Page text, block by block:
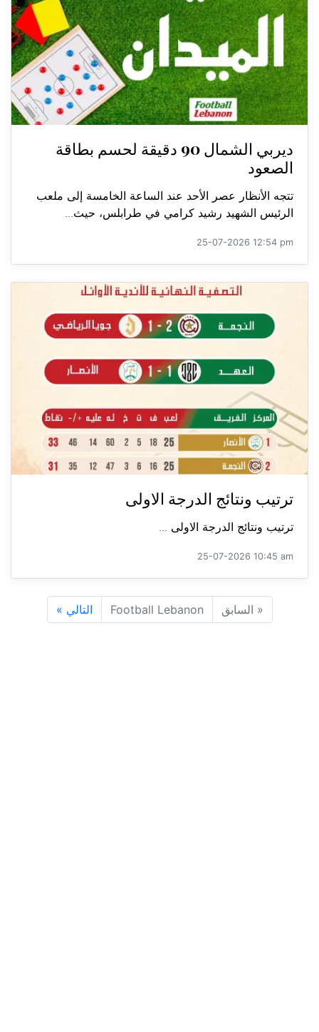
ديربي الشمال 90 دقيقة لحسم بطاقة
الصعود
تتجه الأنظار عصر الأحد عند الساعة الخامسة إلى ملعب
الرئيس الشهيد رشيد كرامي في طرابلس، حيث...
25-07-2026 12:54 pm
ترتيب ونتائج الدرجة الاولى
ترتيب ونتائج الدرجة الاولى ...
25-07-2026 10:45 am
« السابق Football Lebanon التالي »